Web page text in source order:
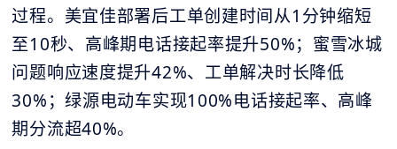
过程。美宜佳部署后工单创建时间从1分钟缩短
至10秒、高峰期电话接起率提升50%；蜜雪冰城
问题响应速度提升42%、工单解决时长降低
30%；绿源电动车实现100%电话接起率、高峰
期分流超40%。